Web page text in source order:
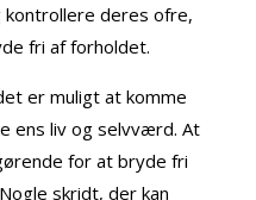
deres ofre,
fri af forholdet.
er muligt at komme
ens liv og selvværd. At
for at bryde fri
skridt, der kan